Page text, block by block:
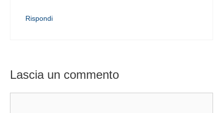
Rispondi
Lascia un commento